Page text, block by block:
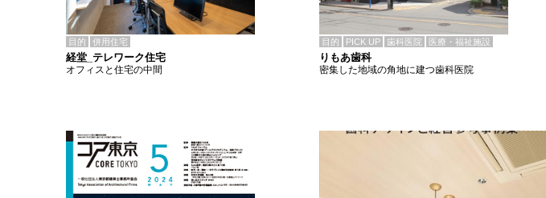
目的 併用住宅
経堂_テレワーク住宅
オフィスと住宅の中間
目的 PICK UP 歯科医院 医療・福祉施設
りもあ歯科
密集した地域の角地に建つ歯科医院